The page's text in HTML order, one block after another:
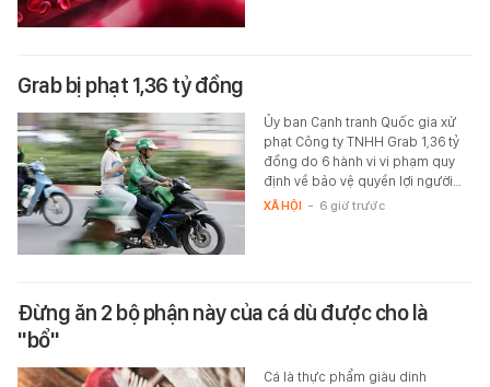
Grab bị phạt 1,36 tỷ đồng
Ủy ban Cạnh tranh Quốc gia xử
phạt Công ty TNHH Grab 1,36 tỷ
đồng do 6 hành vi vi phạm quy
định về bảo vệ quyền lợi người…
XÃ HỘI - 6 giờ trước
Đừng ăn 2 bộ phận này của cá dù được cho là
"bổ"
Cá là thực phẩm giàu dinh